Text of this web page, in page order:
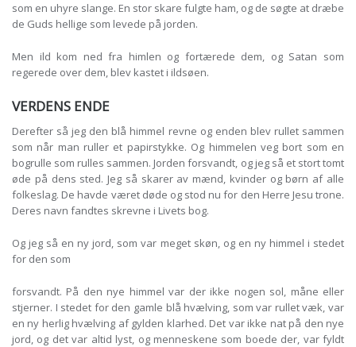
som en uhyre slange. En stor skare fulgte ham, og de søgte at dræbe
de Guds hellige som levede på jorden.
Men ild kom ned fra himlen og fortærede dem, og Satan som
regerede over dem, blev kastet i ildsøen.
VERDENS ENDE
Derefter så jeg den blå himmel revne og enden blev rullet sammen
som når man ruller et papirstykke. Og himmelen veg bort som en
bogrulle som rulles sammen. Jorden forsvandt, og jeg så et stort tomt
øde på dens sted. Jeg så skarer av mænd, kvinder og børn af alle
folkeslag. De havde været døde og stod nu for den Herre Jesu trone.
Deres navn fandtes skrevne i Livets bog.
Og jeg så en ny jord, som var meget skøn, og en ny himmel i stedet
for den som
forsvandt. På den nye himmel var der ikke nogen sol, måne eller
stjerner. I stedet for den gamle blå hvælving, som var rullet væk, var
en ny herlig hvælving af gylden klarhed. Det var ikke nat på den nye
jord, og det var altid lyst, og menneskene som boede der, var fyldt